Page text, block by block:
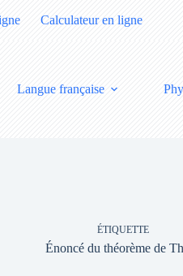
Calculateur en ligne
Langue française
ÉTIQUETTE
Énoncé du théorème de